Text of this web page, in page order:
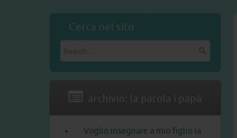
Cerca nel sito
archivio: la parola i papà
Voglio insegnare a mio figlio la